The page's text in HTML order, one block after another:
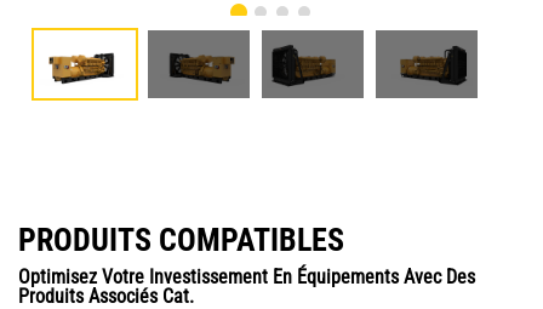
PRODUITS COMPATIBLES
Optimisez Votre Investissement En Équipements Avec Des
Produits Associés Cat.